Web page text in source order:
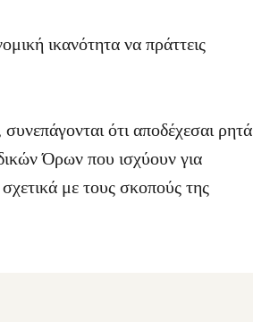
ικανότητα να πράττεις
ότι αποδέχεσαι ρητά
Όρων που ισχύουν για
με τους σκοπούς της